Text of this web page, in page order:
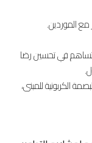
الموردين.
تساهم في تحسين رضا
الكربونية للمبنى،